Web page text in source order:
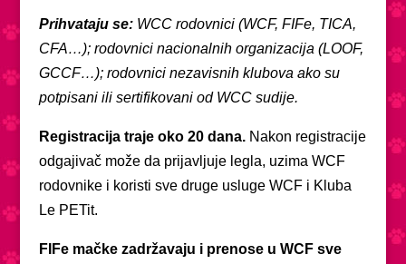
Prihvataju se: WCC rodovnici (WCF, FIFe, TICA,
CFA…); rodovnici nacionalnih organizacija (LOOF,
GCCF…); rodovnici nezavisnih klubova ako su
potpisani ili sertifikovani od WCC sudije.
Registracija traje oko 20 dana. Nakon registracije
odgajivač može da prijavljuje legla, uzima WCF
rodovnike i koristi sve druge usluge WCF i Kluba
Le PETit.
FIFe mačke zadržavaju i prenose u WCF sve